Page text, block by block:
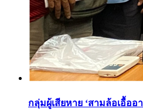
กลุ่มผู้เสียหาย ‘สามล้อเอื้อ